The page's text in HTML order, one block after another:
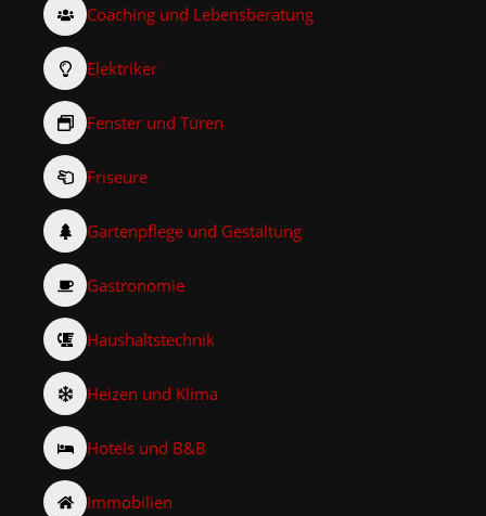
Coaching und Lebensberatung
Elektriker
Fenster und Türen
Friseure
Gartenpflege und Gestaltung
Gastronomie
Haushaltstechnik
Heizen und Klima
Hotels und B&B
Immobilien